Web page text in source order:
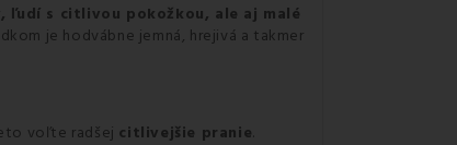
ľudí s citlivou pokožkou, ale aj malé
je hodvábne jemná, hrejivá a takmer
voľte radšej citlivejšie pranie.